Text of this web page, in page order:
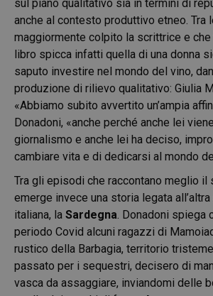
sul piano qualitativo sia in termini di
anche al contesto produttivo etneo. Tra
maggiormente colpito la scrittrice e
libro spicca infatti quella di una donna
saputo investire nel mondo del vino,
produzione di rilievo qualitativo: Giulia
«Abbiamo subito avvertito un’ampia
Donadoni, «anche perché anche lei
giornalismo e anche lei ha deciso,
cambiare vita e di dedicarsi al mondo
Tra gli episodi che raccontano meglio il
emerge invece una storia legata
italiana, la Sardegna. Donadoni spiega
periodo Covid alcuni ragazzi di
rustico della Barbagia, territorio
passato per i sequestri, decisero di
vasca da assaggiare, inviandomi delle